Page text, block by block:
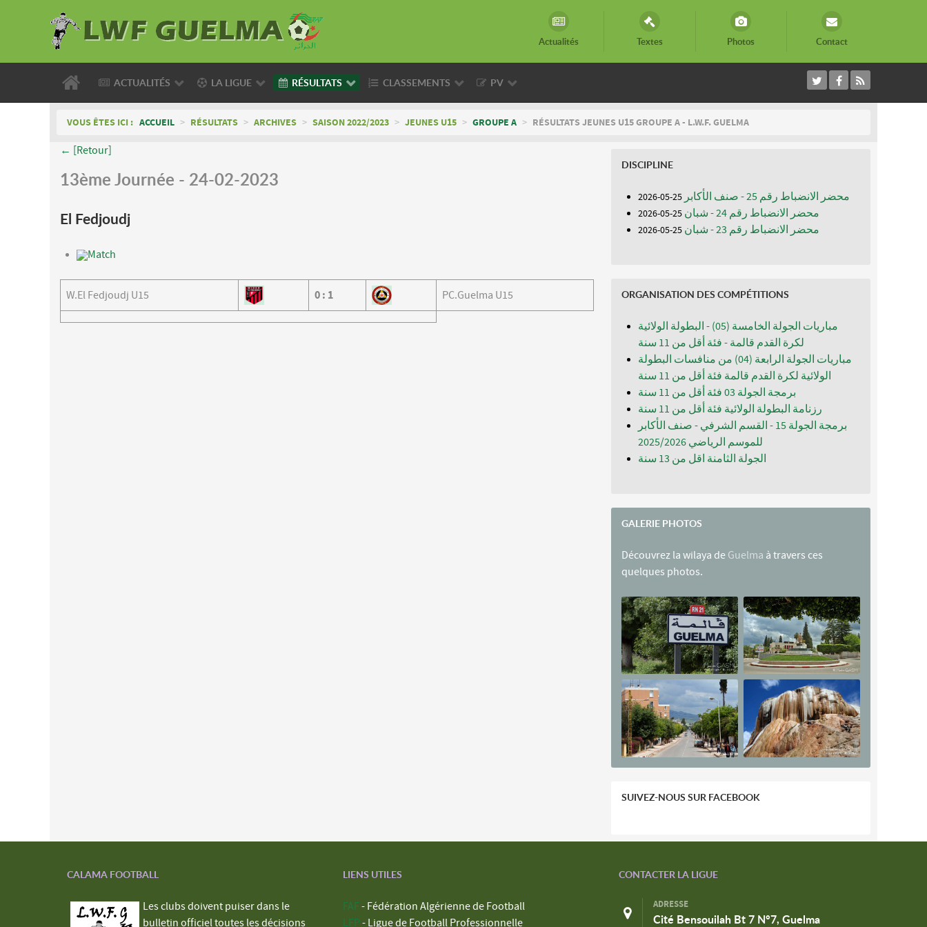
Actualités Textes Photos Contact
ACTUALITÉS LA LIGUE RÉSULTATS CLASSEMENTS PV
VOUS ÊTES ICI : ACCUEIL > RÉSULTATS > ARCHIVES > SAISON 2022/2023 > JEUNES U15 > GROUPE A > RÉSULTATS JEUNES U15 GROUPE A - L.W.F. GUELMA
← [Retour]
13ème Journée - 24-02-2023
El Fedjoudj
Match
W.El Fedjoudj U15 0 : 1 PC.Guelma U15
DISCIPLINE
محضر الانضباط رقم 25 - صنف الأكابر 25-05-2026
محضر الانضباط رقم 24 - شبان 25-05-2026
محضر الانضباط رقم 23 - شبان 25-05-2026
ORGANISATION DES COMPÉTITIONS
مباريات الجولة الخامسة (05) - البطولة الولائية
لكرة القدم قالمة - فئة أقل من 11 سنة
مباريات الجولة الرابعة (04) من منافسات البطولة
الولائية لكرة القدم قالمة فئة أقل من 11 سنة
برمجة الجولة 03 فئة أقل من 11 سنة
رزنامة البطولة الولائية فئة أقل من 11 سنة
برمجة الجولة 15 - القسم الشرفي - صنف الأكابر
للموسم الرياضي 2025/2026
الجولة الثامنة اقل من 13 سنة
GALERIE PHOTOS
Découvrez la wilaya de Guelma à travers ces
quelques photos.
SUIVEZ-NOUS SUR FACEBOOK
CALAMA FOOTBALL
Les clubs doivent puiser dans le
bulletin officiel toutes les décisions
LIENS UTILES
FAF - Fédération Algérienne de Football
LFP - Ligue de Football Professionnelle
CONTACTER LA LIGUE
ADRESSE
Cité Bensouilah Bt 7 N°7, Guelma